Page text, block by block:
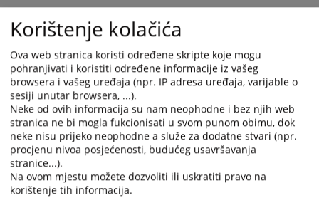
Trenutno nema vijesti
Korištenje kolačića
Ova web stranica koristi određene skripte koje mogu
pohranjivati i koristiti određene informacije iz vašeg
browsera i vašeg uređaja (npr. IP adresa uređaja, varijable o
sesiji unutar browsera, ...).
Neke od ovih informacija su nam neophodne i bez njih web
stranica ne bi mogla fukcionisati u svom punom obimu, dok
neke nisu prijeko neophodne a služe za dodatne stvari (npr.
procjenu nivoa posjećenosti, budućeg usavršavanja
stranice...).
Na ovom mjestu možete dozvoliti ili uskratiti pravo na
korištenje tih informacija.